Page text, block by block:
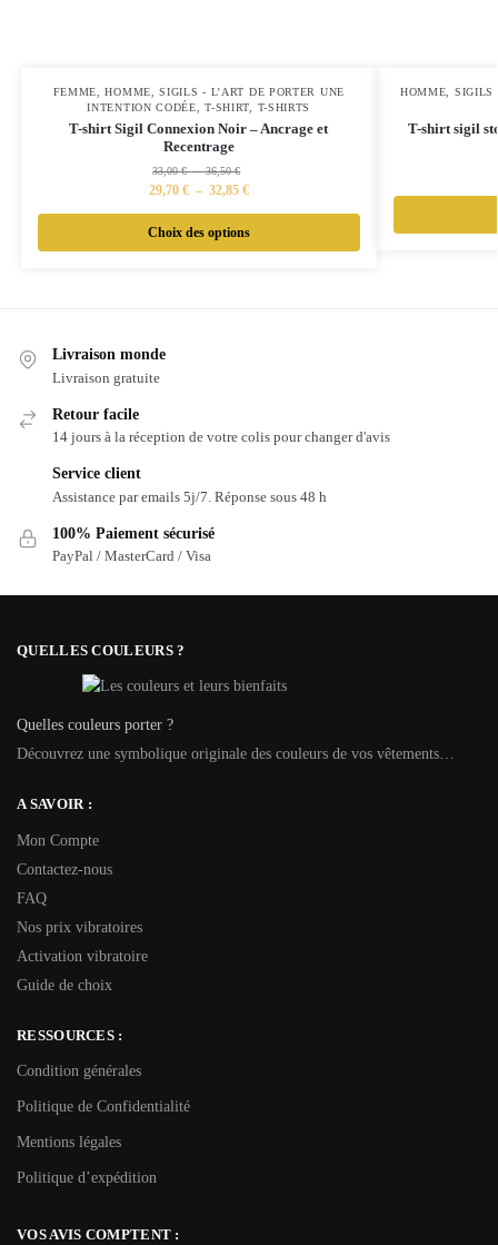
FEMME,HOMME,SIGILS - L’ART DE PORTER UNE
INTENTION CODÉE,T-SHIRT, T-SHIRTS
T-shirt Sigil Connexion Noir – Ancrage et
Recentrage
33,00€ – 36,50€
29,70 € – 32,85 €
Choix des options
HOMME, SIGILS
T-shirt sigil
Livraison monde
Livraison gratuite
Retour facile
14 jours à la réception de votre colis pour changer d'avis
Service client
Assistance par emails 5j/7. Réponse sous 48 h
100% Paiement sécurisé
PayPal / MasterCard / Visa
QUELLES COULEURS ?
Quelles couleurs porter ?
Découvrez une symbolique originale des couleurs de vos vêtements…
A SAVOIR :
Mon Compte
Contactez-nous
FAQ
Nos prix vibratoires
Activation vibratoire
Guide de choix
RESSOURCES :
Condition générales
Politique de Confidentialité
Mentions légales
Politique d’expédition
VOS AVIS COMPTENT :